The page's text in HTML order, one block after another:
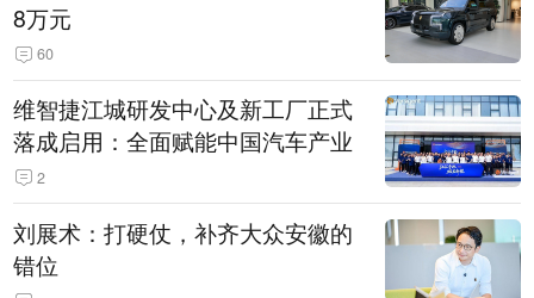
8万元
60
维智捷江城研发中心及新工厂正式
落成启用：全面赋能中国汽车产业
2
刘展术：打硬仗，补齐大众安徽的
错位